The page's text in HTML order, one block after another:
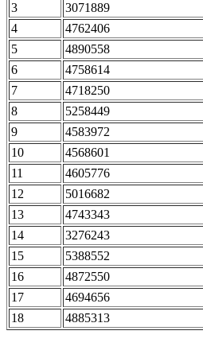
3 3071889
4 4762406
5 4890558
6 4758614
7 4718250
8 5258449
9 4583972
10 4568601
11 4605776
12 5016682
13 4743343
14 3276243
15 5388552
16 4872550
17 4694656
18 4885313